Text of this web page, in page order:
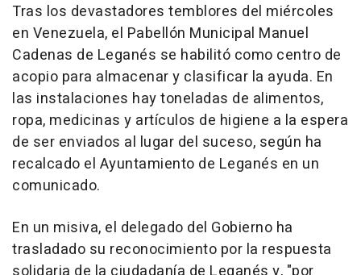
Tras los devastadores temblores del miércoles
en Venezuela, el Pabellón Municipal Manuel
Cadenas de Leganés se habilitó como centro de
acopio para almacenar y clasificar la ayuda. En
las instalaciones hay toneladas de alimentos,
ropa, medicinas y artículos de higiene a la espera
de ser enviados al lugar del suceso, según ha
recalcado el Ayuntamiento de Leganés en un
comunicado.
En un misiva, el delegado del Gobierno ha
trasladado su reconocimiento por la respuesta